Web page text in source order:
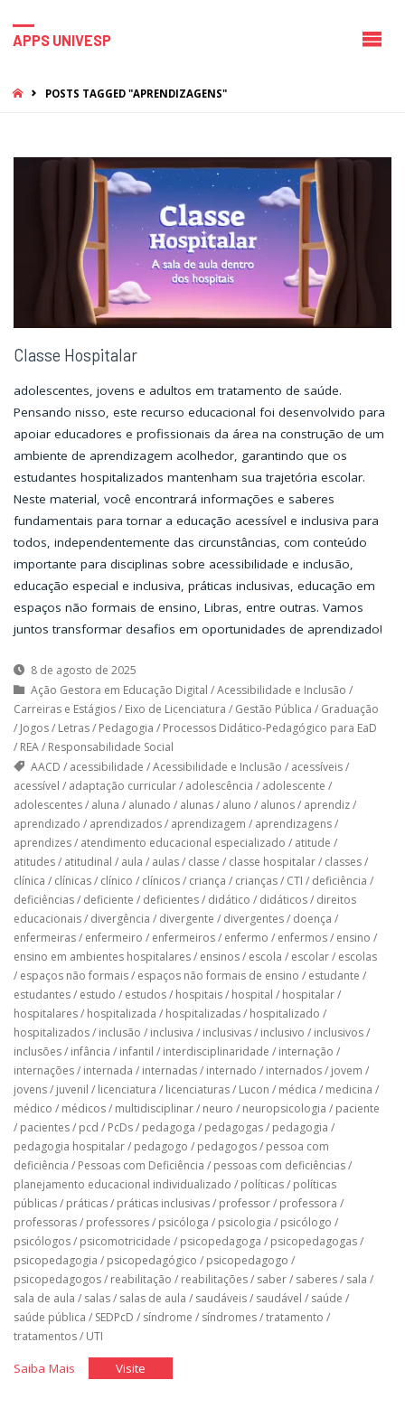
APPS UNIVESP
HOMEPOSTS TAGGED "APRENDIZAGENS"
Classe Hospitalar
adolescentes, jovens e adultos em tratamento de saúde.
Pensando nisso, este recurso educacional foi desenvolvido para
apoiar educadores e profissionais da área na construção de um
ambiente de aprendizagem acolhedor, garantindo que os
estudantes hospitalizados mantenham sua trajetória escolar.
Neste material, você encontrará informações e saberes
fundamentais para tornar a educação acessível e inclusiva para
todos, independentemente das circunstâncias, com conteúdo
importante para disciplinas sobre acessibilidade e inclusão,
educação especial e inclusiva, práticas inclusivas, educação em
espaços não formais de ensino, Libras, entre outras. Vamos
juntos transformar desafios em oportunidades de aprendizado!
8 de agosto de 2025
Ação Gestora em Educação Digital /Acessibilidade e Inclusão /
Carreiras e Estágios/ Eixo de Licenciatura / Gestão Pública / Graduação
/ Jogos/ Letras/ Pedagogia / Processos Didático-Pedagógico para EaD
/ REA/ Responsabilidade Social
AACD / acessibilidade /Acessibilidade e Inclusão / acessíveis/
acessível / adaptação curricular/ adolescência / adolescente /
adolescentes/ aluna / alunado / alunas/ aluno / alunos/ aprendiz/
aprendizado / aprendizados/ aprendizagem / aprendizagens/
aprendizes/ atendimento educacional especializado / atitude /
atitudes/ atitudinal / aula / aulas/ classe / classe hospitalar/ classes/
clínica / clínicas/ clínico / clínicos/ criança / crianças/ CTI / deficiência /
deficiências/ deficiente / deficientes/ didático / didáticos/ direitos
educacionais/ divergência / divergente / divergentes/ doença /
enfermeiras/ enfermeiro / enfermeiros/ enfermo / enfermos/ ensino /
ensino em ambientes hospitalares/ ensinos/ escola / escolar/ escolas
/ espaços não formais/ espaços não formais de ensino / estudante /
estudantes/ estudo / estudos/ hospitais/ hospital / hospitalar/
hospitalares/ hospitalizada / hospitalizadas/ hospitalizado /
hospitalizados/ inclusão / inclusiva / inclusivas/ inclusivo / inclusivos/
inclusões/ infância / infantil / interdisciplinaridade / internação /
internações/ internada / internadas/ internado / internados/ jovem /
jovens/ juvenil / licenciatura / licenciaturas/ Lucon / médica / medicina /
médico / médicos/ multidisciplinar/ neuro / neuropsicologia / paciente
/ pacientes/ pcd / PcDs/ pedagoga / pedagogas/ pedagogia /
pedagogia hospitalar/ pedagogo / pedagogos/ pessoa com
deficiência / Pessoas com Deficiência / pessoas com deficiências/
planejamento educacional individualizado / políticas/ políticas
públicas/ práticas/ práticas inclusivas/ professor/ professora /
professoras/ professores/ psicóloga / psicologia / psicólogo /
psicólogos/ psicomotricidade / psicopedagoga / psicopedagogas/
psicopedagogia / psicopedagógico / psicopedagogo /
psicopedagogos/ reabilitação / reabilitações/ saber/ saberes/ sala /
sala de aula / salas/ salas de aula / saudáveis/ saudável / saúde /
saúde pública / SEDPcD / síndrome / síndromes/tratamento /
tratamentos/ UTI
Saiba Mais"Classe Visite"Classe